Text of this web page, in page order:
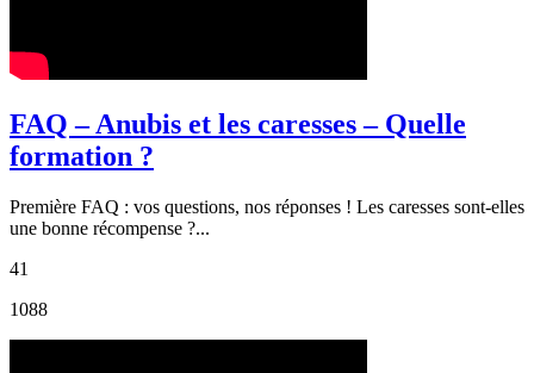
FAQ – Anubis et les caresses – Quelle
formation ?
Première FAQ : vos questions, nos réponses ! Les caresses sont-elles
une bonne récompense ?...
41
1088